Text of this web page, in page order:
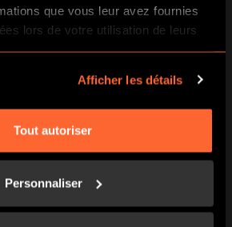
que vous leur avez fournies
lors de votre utilisation de leurs
Afficher les détails
Tout autoriser
Personnaliser
84,00€
AJOUTER AU PANIER